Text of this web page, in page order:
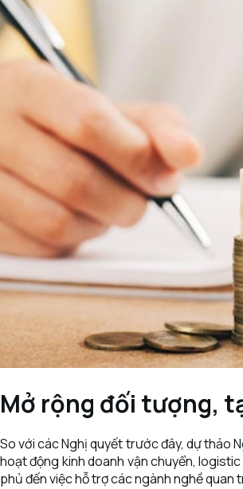
Mở rộng đối tượng,
So với các Nghị quyết trước đây, dự thảo
hoạt động kinh doanh vận chuyển,
phủ đến việc hỗ trợ các ngành nghề